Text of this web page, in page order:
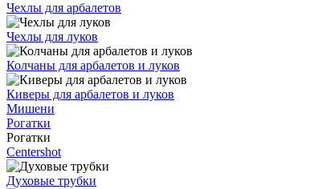
Чехлы для арбалетов
Чехлы для луков
Колчаны для арбалетов и луков
Киверы для арбалетов и луков
Мишени
Рогатки
Рогатки
Centershot
Духовые трубки